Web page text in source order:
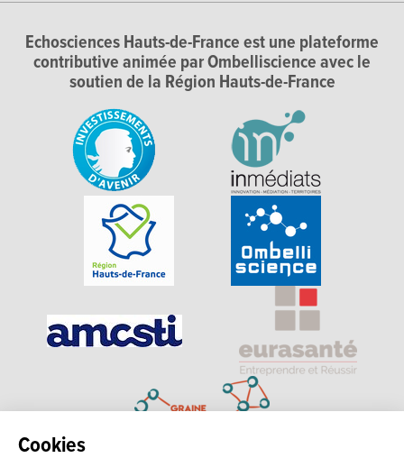
Cookies
Echosciences Hauts-de-France est une plateforme
contributive animée par Ombelliscience avec le
soutien de la Région Hauts-de-France